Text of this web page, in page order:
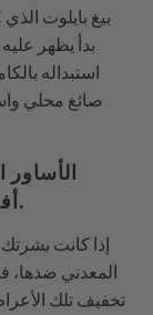
بدأ يظهر
استبداله
صائغ محلي
أفضل للأشخاص ذوي البشرة الحساسة.
إذا كانت
المعدني ضدها،
تخفيف تلك